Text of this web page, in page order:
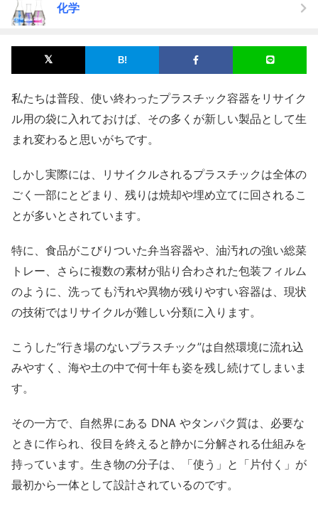
化学
私たちは普段、使い終わったプラスチック容器をリサイク
ル用の袋に入れておけば、その多くが新しい製品として生
まれ変わると思いがちです。
しかし実際には、リサイクルされるプラスチックは全体の
ごく一部にとどまり、残りは焼却や埋め立てに回されるこ
とが多いとされています。
特に、食品がこびりついた弁当容器や、油汚れの強い総菜
トレー、さらに複数の素材が貼り合わされた包装フィルム
のように、洗っても汚れや異物が残りやすい容器は、現状
の技術ではリサイクルが難しい分類に入ります。
こうした“行き場のないプラスチック”は自然環境に流れ込
みやすく、海や土の中で何十年も姿を残し続けてしまいま
す。
その一方で、自然界にある DNA やタンパク質は、必要な
ときに作られ、役目を終えると静かに分解される仕組みを
持っています。生き物の分子は、「使う」と「片付く」が
最初から一体として設計されているのです。